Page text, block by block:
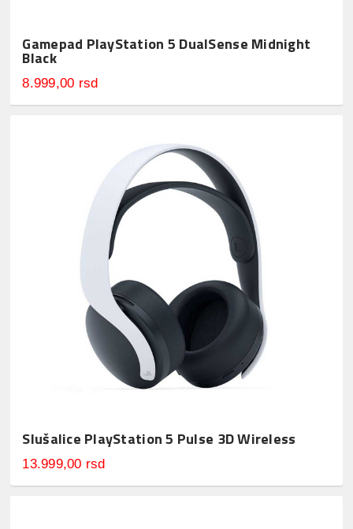
Gamepad PlayStation 5 DualSense Midnight
Black
8.999,00 rsd
Slušalice PlayStation 5 Pulse 3D Wireless
13.999,00 rsd